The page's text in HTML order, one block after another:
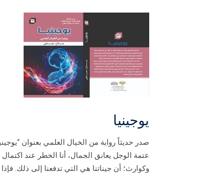
يوجينيا
صدر حديثاً رواية من الخيال العلمي بعنوان
عتمة الوجل يعانق الجمال، أنا الخطر عند
وكوارث؛ أن جيناتنا هي التي تدفعنا إلى ذلك.